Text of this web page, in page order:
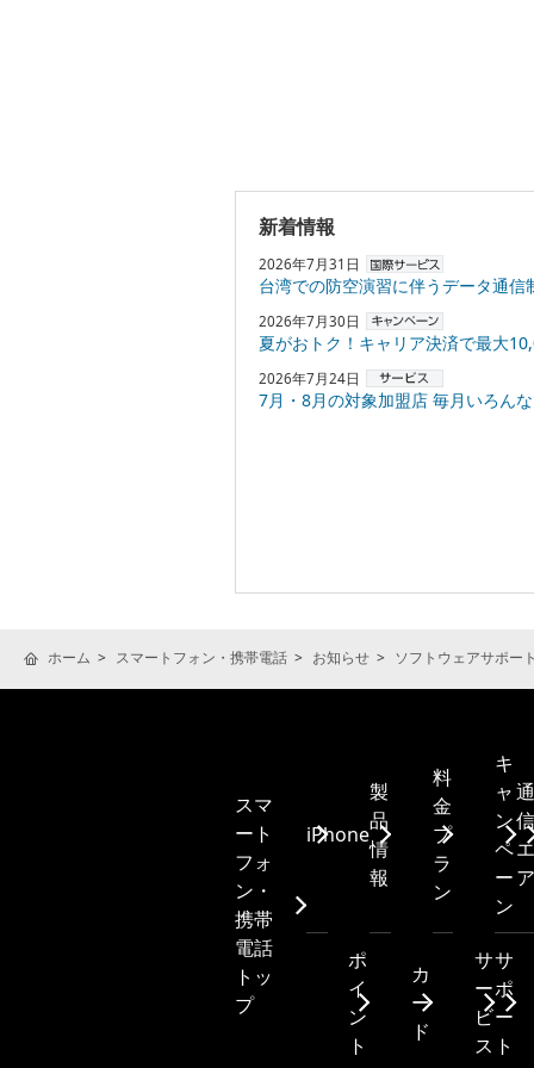
新着情報
2026年7月31日
台湾での防空演習に伴うデータ通信
2026年7月30日
夏がおトク！キャリア決済で最大10,000円
2026年7月24日
7月・8月の対象加盟店 毎月いろんなお店でPayPayポ
ホーム スマートフォン・携帯電話 お知らせ ソフトウェアサポー
スマ
ート
フォ
ン・
携帯
電話
トッ
プ
iPhone
製
品
情
報
料
金
プ
ラ
ン
キ
ャ
ン
ペ
ー
ン
ポ
イ
ン
ト
カ
ー
ド
サ
ー
ビ
ス
サ
ポ
ー
ト